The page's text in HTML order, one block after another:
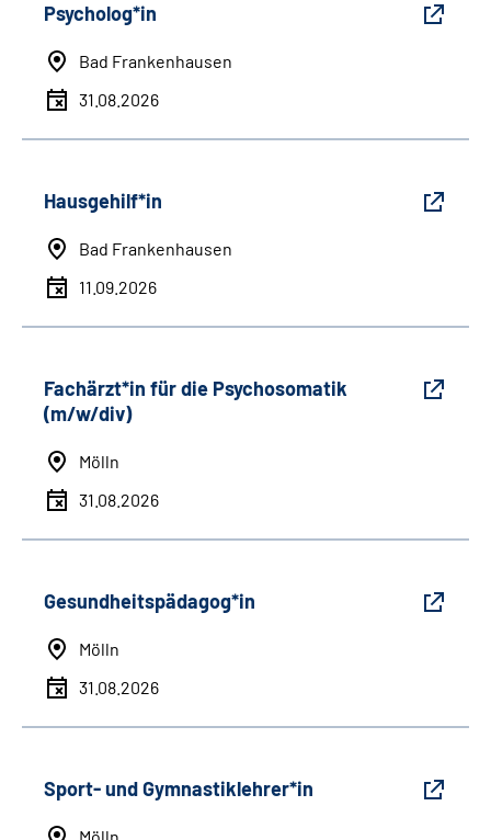
Psycholog*in
Bad Frankenhausen
31.08.2026
Hausgehilf*in
Bad Frankenhausen
11.09.2026
Fachärzt*in für die Psychosomatik
(m/w/div)
Mölln
31.08.2026
Gesundheitspädagog*in
Mölln
31.08.2026
Sport- und Gymnastiklehrer*in